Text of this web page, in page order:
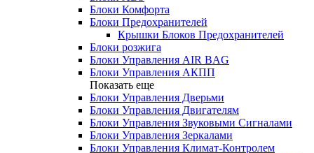
Блоки Комфорта
Блоки Предохранителей
Крышки Блоков Предохранителей
Блоки розжига
Блоки Управления AIR BAG
Блоки Управления АКПП
Показать еще
Блоки Управления Дверьми
Блоки Управления Двигателям
Блоки Управления Звуковыми Сигналами
Блоки Управления Зеркалами
Блоки Управления Климат-Контролем